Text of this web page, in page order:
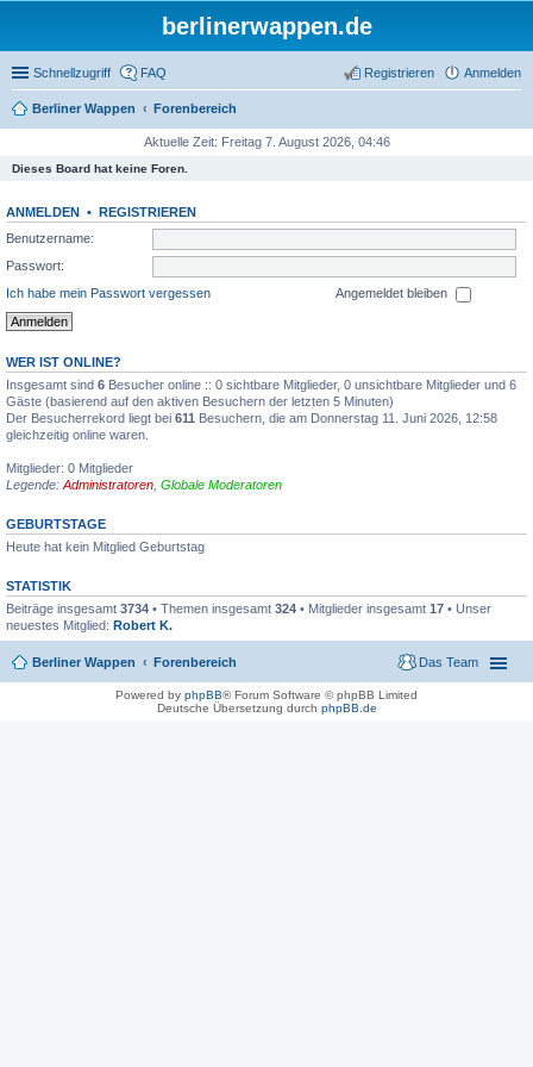
berlinerwappen.de
Schnellzugriff FAQ Anmelden
Registrieren
Berliner Wappen Forenbereich
Aktuelle Zeit: Freitag 7. August 2026, 04:46
Dieses Board hat keine Foren.
ANMELDEN • REGISTRIEREN
Benutzername:
Passwort:
Ich habe mein Passwort vergessen
Angemeldet bleiben
WER IST ONLINE?
Insgesamt sind 6 Besucher online :: 0 sichtbare Mitglieder, 0 unsichtbare Mitglieder und 6
Gäste (basierend auf den aktiven Besuchern der letzten 5 Minuten)
Der Besucherrekord liegt bei 611 Besuchern, die am Donnerstag 11. Juni 2026, 12:58
gleichzeitig online waren.
Mitglieder: 0 Mitglieder
Legende: Administratoren Globale Moderatoren
GEBURTSTAGE
Heute hat kein Mitglied Geburtstag
STATISTIK
Beiträge insgesamt 3734 • Themen insgesamt 324 • Mitglieder insgesamt 17 • Unser
neuestes Mitglied: Robert K.
Berliner Wappen Forenbereich Das Team
Powered by phpBB® Forum Software © phpBB Limited
Deutsche Übersetzung durch phpBB.de